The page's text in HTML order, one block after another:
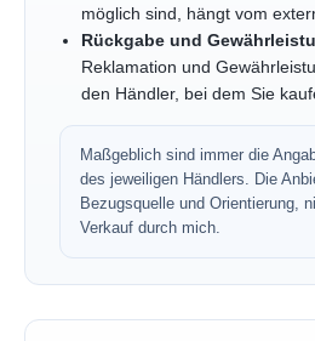
möglich sind, hängt vom
Rückgabe und
Reklamation und
den Händler, bei dem Sie
Maßgeblich sind immer die
des jeweiligen Händlers. Die
Bezugsquelle und Orientierung,
Verkauf durch mich.